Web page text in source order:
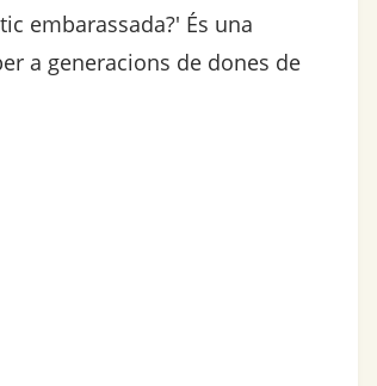
embarassada?' És una
a generacions de dones de